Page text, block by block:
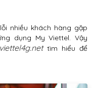
nhiều khách hàng gặp
dụng My Viettel. Vậy
viettel4g.nettìm hiểu để